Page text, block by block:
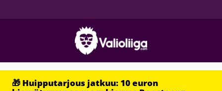
🎁 Huipputarjous jatkuu: 10 euron